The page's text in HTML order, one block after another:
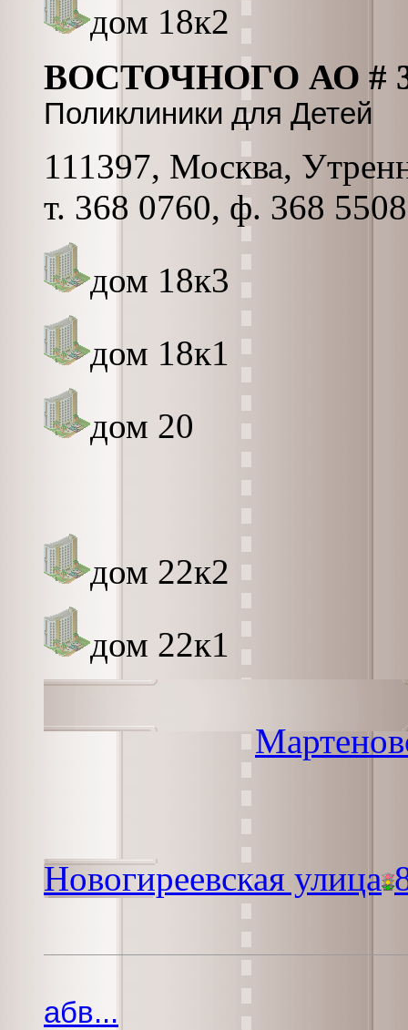
дом 18к2
ВОСТОЧНОГО АО #
Поликлиники для Детей
111397, Москва,
т. 368 0760, ф. 368 5508
дом 18к3
дом 18к1
дом 20
дом 22к2
дом 22к1
Новогиреевская улица
абв...